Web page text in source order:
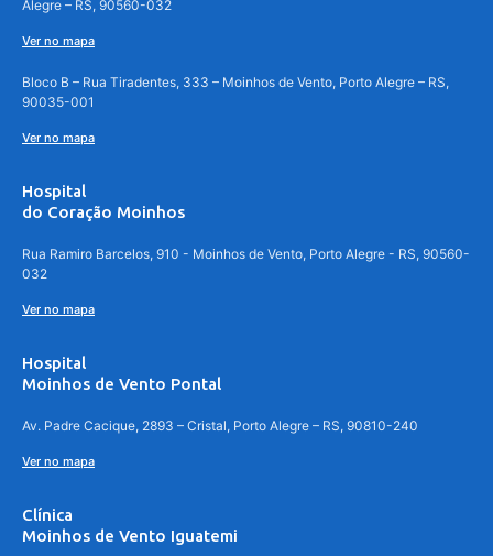
Alegre – RS, 90560-032
Ver no mapa
Bloco B – Rua Tiradentes, 333 – Moinhos de Vento, Porto Alegre – RS,
90035-001
Ver no mapa
Hospital
do Coração Moinhos
Rua Ramiro Barcelos, 910 - Moinhos de Vento, Porto Alegre - RS, 90560-
032
Ver no mapa
Hospital
Moinhos de Vento Pontal
Av. Padre Cacique, 2893 – Cristal, Porto Alegre – RS, 90810-240
Ver no mapa
Clínica
Moinhos de Vento Iguatemi